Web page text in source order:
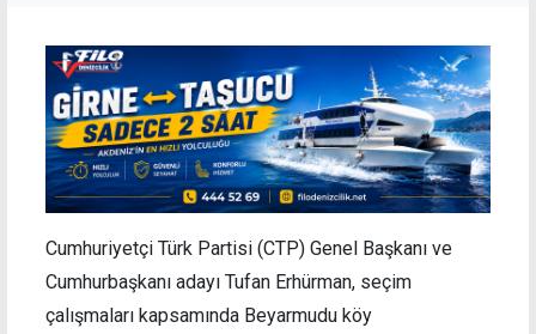
Cumhuriyetçi Türk Partisi (CTP) Genel Başkanı ve
Cumhurbaşkanı adayı Tufan Erhürman, seçim
çalışmaları kapsamında Beyarmudu köy